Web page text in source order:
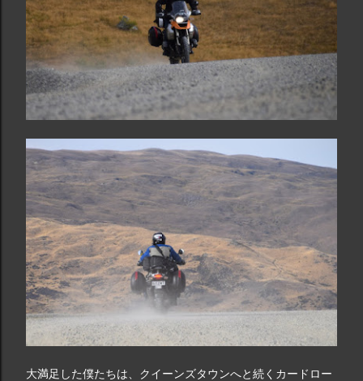
大満足した僕たちは、クイーンズタウンへと続くカードロー